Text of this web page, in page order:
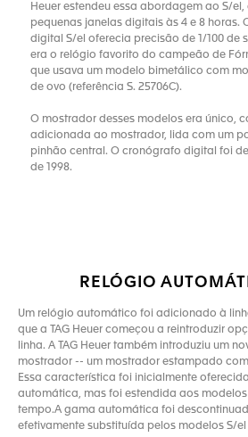
Heuer estendeu essa abordagem ao S/
pequenas janelas digitais às 4 e 8 horas.
digital S/el oferecia precisão de 1/100 de
era o relógio favorito do campeão de
que usava um modelo bimetálico com
de ovo (referência S. 25706C).
O mostrador desses modelos era único,
adicionada ao mostrador, lida com um
pinhão central. O cronógrafo digital foi
de 1998.
RELÓGIO
Um relógio automático foi adicionado à
que a TAG Heuer começou a reintroduzir
linha. A TAG Heuer também introduziu um
mostrador -- um mostrador estampado
Essa característica foi inicialmente
automática, mas foi estendida aos
tempo.A gama automática foi
efetivamente substituída pelos modelos S/el